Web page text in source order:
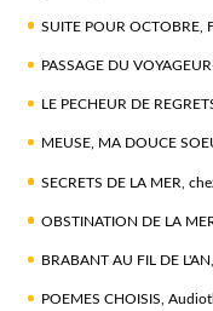
SUITE POUR OCTOBRE,
PASSAGE DU
LE PECHEUR DE
MEUSE, MA DOUCE
SECRETS DE LA MER,
OBSTINATION DE LA
BRABANT AU FIL DE
POEMES CHOISIS,